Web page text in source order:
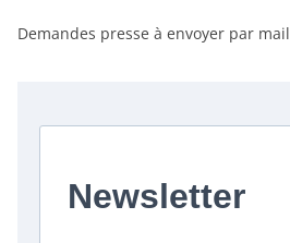
Demandes presse à envoyer par mail